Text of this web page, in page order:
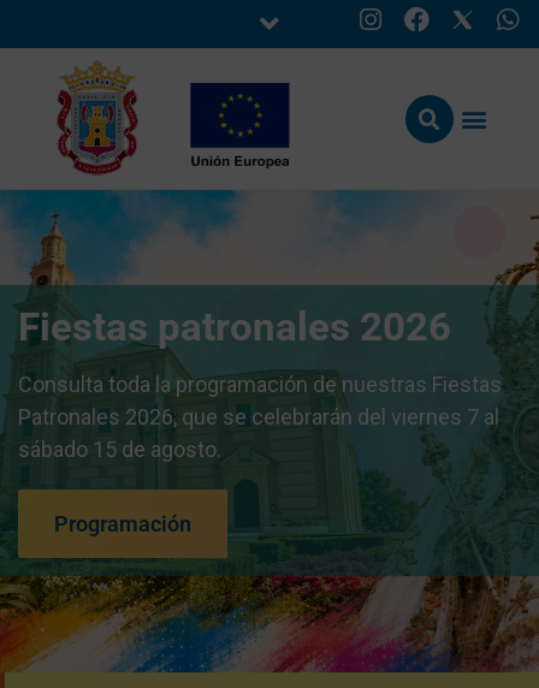
Fiestas patronales 2026
Consulta toda la programación de nuestras Fiestas
Patronales 2026, que se celebrarán del viernes 7 al
sábado 15 de agosto.
Programación